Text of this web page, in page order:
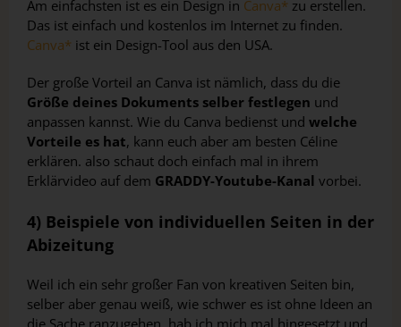
Am einfachsten ist es ein Design in Canva* zu erstellen.
Das ist einfach und kostenlos im Internet zu finden.
Canva* ist ein Design-Tool aus den USA.
Der große Vorteil an Canva ist nämlich, dass du die
Größe deines Dokuments selber festlegen und
anpassen kannst. Wie du Canva bedienst und welche
Vorteile es hat, kann euch aber am besten Céline
erklären. also schaut doch einfach mal in ihrem
Erklärvideo auf dem GRADDY-Youtube-Kanal vorbei.
4) Beispiele von individuellen Seiten in der
Abizeitung
Weil ich ein sehr großer Fan von kreativen Seiten bin,
selber aber genau weiß, wie schwer es ist ohne Ideen an